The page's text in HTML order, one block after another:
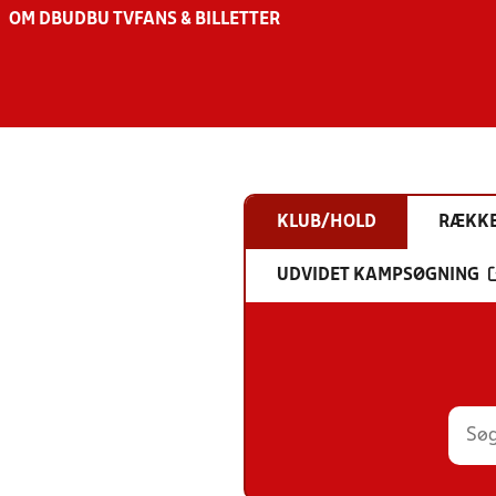
OM DBU DBU TV FANS & BILLETTER
KLUB/HOLD
UDVIDET KAMPSØGNING